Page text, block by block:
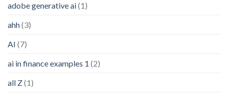
adobe generative ai(1)
ahh(3)
AI (7)
ai in finance examples 1 (2)
all Z(1)